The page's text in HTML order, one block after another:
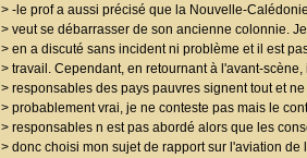
> -le prof a aussi précisé que la Nouvelle-
> veut se débarrasser de son ancienne colonnie.
> en a discuté sans incident ni problème et il est
> travail. Cependant, en retournant à l'avant-scène,
> responsables des pays pauvres signent tout et
> probablement vrai, je ne conteste pas mais le
> responsables n est pas abordé alors que les
> donc choisi mon sujet de rapport sur l'aviation de